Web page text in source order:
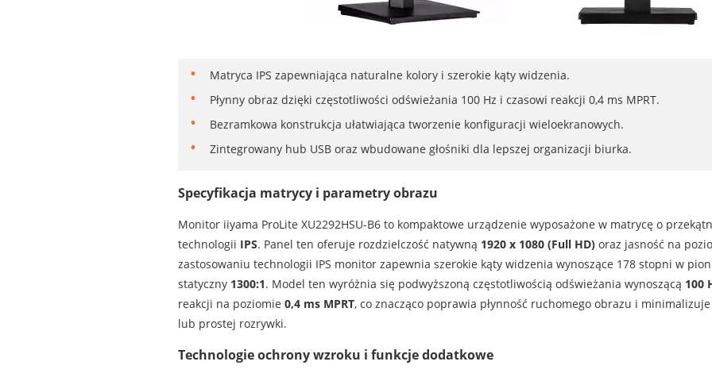
Matryca IPS zapewniająca naturalne kolory i szerokie kąty widzenia.
Płynny obraz dzięki częstotliwości odświeżania 100 Hz i czasowi reakcji 0,4 ms MPRT.
Bezramkowa konstrukcja ułatwiająca tworzenie konfiguracji wieloekranowych.
Zintegrowany hub USB oraz wbudowane głośniki dla lepszej organizacji biurka.
Specyfikacja matrycy i parametry obrazu
Monitor iiyama ProLite XU2292HSU-B6 to kompaktowe urządzenie wyposażone w matrycę o
technologii IPS. Panel ten oferuje rozdzielczość natywną 1920 x 1080 (Full HD)oraz jasność na
zastosowaniu technologii IPS monitor zapewnia szerokie kąty widzenia wynoszące 178 stopni w
statyczny 1300:1. Model ten wyróżnia się podwyższoną częstotliwością odświeżania wynoszącą 100
reakcji na poziomie 0,4 ms MPRT, co znacząco poprawia płynność ruchomego obrazu i
lub prostej rozrywki.
Technologie ochrony wzroku i funkcje dodatkowe